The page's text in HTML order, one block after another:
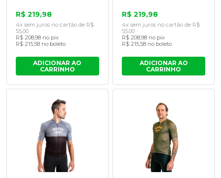
R$ 219,98
4x sem juros no cartão de R$
55,00
R$ 208,98 no pix
R$ 215,58 no boleto
ADICIONAR AO
CARRINHO
R$ 219,98
4x sem juros no cartão de R$
55,00
R$ 208,98 no pix
R$ 215,58 no boleto
ADICIONAR AO
CARRINHO